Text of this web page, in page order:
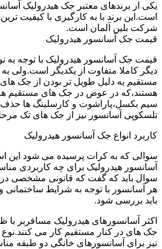
یکی از برندهای معتبر جک هیدرولیک
است.این برند با به کارگیری با کیفیت
شرکت بلین آلمان است.
قیمت جک آسانسور هیدرولیک
قیمت جک آسانسور هیدرولیک با توجه به
دیگر کاملا متفاوت از یکدیگر است.ولی
مستقیم به دلیل طویل تر بودن از جک
هستند،که در عوض در جک های مستقیم
سیم بکسل،پاراشوت و کارسلینگ ها
تلسکوپی آسانسور نیز از جک های تک
کاربرد انواع جک آسانسور هیدرولیک
سوالی که به کرات پرسیده می شود
آسانسور هیدرولیک برای چه کاربردی
سوال باید که گفت که قانونی مشخصی در
هر آسانسور با توجه به شرایط
باید بررسی شود.
اکثر آسانسورهای هیدرولیک مسافربر
جک های در کنار مستقیم کار می
نیز برای آسانسورهای خانگی دو طبقه